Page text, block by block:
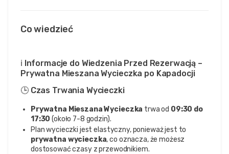
Co wiedzieć
ℹ️ Informacje do Wiedzenia Przed Rezerwacją –
Prywatna Mieszana Wycieczka po Kapadocji
🕒 Czas Trwania Wycieczki
Prywatna Mieszana Wycieczka trwa od 09:30 do
17:30 (około 7-8 godzin).
Plan wycieczki jest elastyczny, ponieważ jest to
prywatna wycieczka, co oznacza, że możesz
dostosować czasy z przewodnikiem.